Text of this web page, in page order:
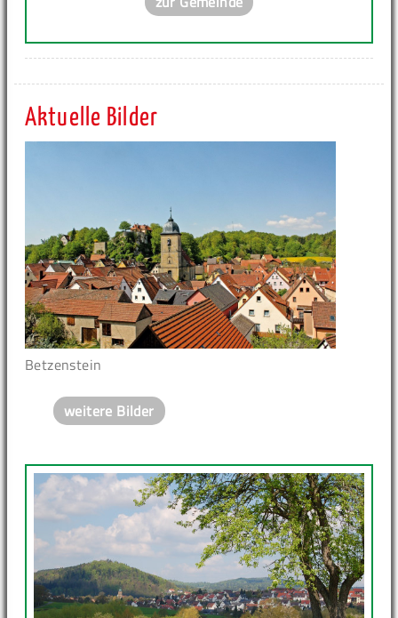
Aktuelle Bilder
Betzenstein
weitere Bilder